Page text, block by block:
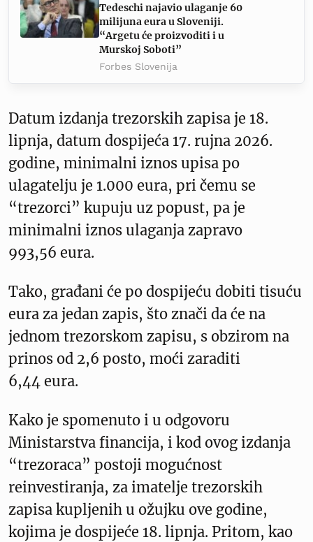
Tedeschi najavio ulaganje 60
milijuna eura u Sloveniji.
“Argetu će proizvoditi i u
Murskoj Soboti”
Forbes Slovenija
Datum izdanja trezorskih zapisa je 18.
lipnja, datum dospijeća 17. rujna 2026.
godine, minimalni iznos upisa po
ulagatelju je 1.000 eura, pri čemu se
“trezorci” kupuju uz popust, pa je
minimalni iznos ulaganja zapravo
993,56 eura.
Tako, građani će po dospijeću dobiti tisuću
eura za jedan zapis, što znači da će na
jednom trezorskom zapisu, s obzirom na
prinos od 2,6 posto, moći zaraditi
6,44 eura.
Kako je spomenuto i u odgovoru
Ministarstva financija, i kod ovog izdanja
“trezoraca” postoji mogućnost
reinvestiranja, za imatelje trezorskih
zapisa kupljenih u ožujku ove godine,
kojima je dospijeće 18. lipnja. Pritom, kao